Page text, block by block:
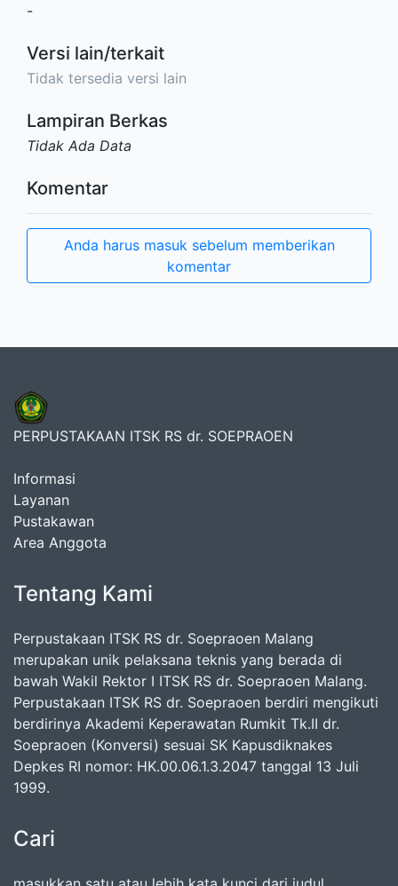
-
Versi lain/terkait
Tidak tersedia versi lain
Lampiran Berkas
Tidak Ada Data
Komentar
Anda harus masuk sebelum memberikan
komentar
PERPUSTAKAAN ITSK RS dr. SOEPRAOEN
Informasi
Layanan
Pustakawan
Area Anggota
Tentang Kami
Perpustakaan ITSK RS dr. Soepraoen Malang
merupakan unik pelaksana teknis yang berada di
bawah Wakil Rektor I ITSK RS dr. Soepraoen Malang.
Perpustakaan ITSK RS dr. Soepraoen berdiri mengikuti
berdirinya Akademi Keperawatan Rumkit Tk.II dr.
Soepraoen (Konversi) sesuai SK Kapusdiknakes
Depkes RI nomor: HK.00.06.1.3.2047 tanggal 13 Juli
1999.
Cari